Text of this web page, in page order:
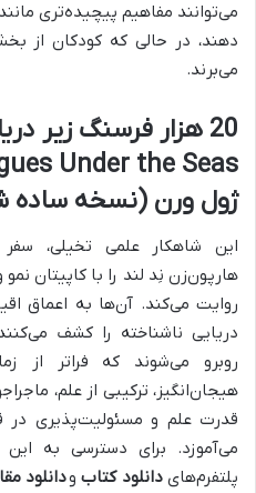
می‌توانند مفاهیم پیچیده‌تری
دهند، در حالی که کودکان از
می‌برند.
ژول ورن (نسخه ساده
این شاهکار علمی تخیلی،
هارپون‌زن نِد لند را با کاپیتان
روایت می‌کند. آن‌ها به اعماق
دریایی ناشناخته را کشف
روبرو می‌شوند که فراتر از
هیجان‌انگیز، ترکیبی از علم،
قدرت علم و مسئولیت‌پذیری
می‌آموزد. برای دسترسی به این
پلتفرم‌هایدانلود کتاب ودانلود